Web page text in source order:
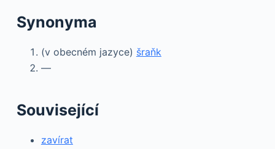
Synonyma
(v obecném jazyce) šraňk
—
Související
zavírat